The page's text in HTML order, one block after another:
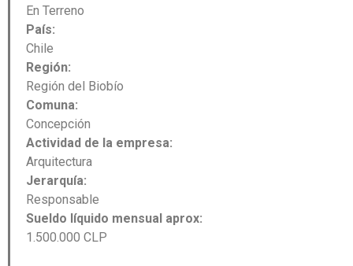
En Terreno
País:
Chile
Región:
Región del Biobío
Comuna:
Concepción
Actividad de la empresa:
Arquitectura
Jerarquía:
Responsable
Sueldo líquido mensual aprox:
1.500.000 CLP